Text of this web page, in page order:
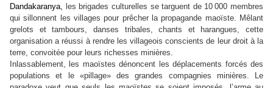
Dandakaranya, les brigades culturelles se targuent de 10 000 membres
qui sillonnent les villages pour prêcher la propagande maoïste. Mêlant
grelots et tambours, danses tribales, chants et harangues, cette
organisation a réussi à rendre les villageois conscients de leur droit à la
terre, convoitée pour leurs richesses minières.
Inlassablement, les maoïstes dénoncent les déplacements forcés des
populations et le «pillage» des grandes compagnies minières. Le